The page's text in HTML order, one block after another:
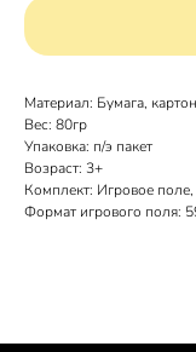
Материал: Бумага, картон
Вес: 80гр
Упаковка: п/э пакет
Возраст: 3+
Комплект: Игровое
Формат игрового поля: